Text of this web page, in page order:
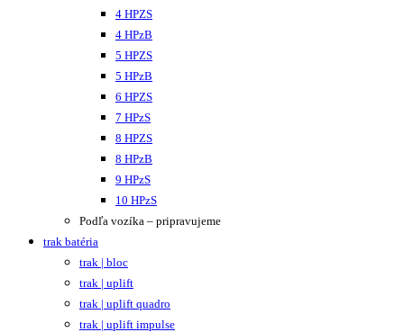
4 HPZS
4 HPzB
5 HPZS
5 HPzB
6 HPZS
7 HPzS
8 HPZS
8 HPzB
9 HPzS
10 HPzS
Podľa vozíka – pripravujeme
trak batéria
trak | bloc
trak | uplift
trak | uplift quadro
trak | uplift impulse